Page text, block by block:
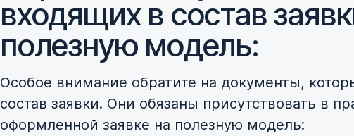
входящих в состав
полезную модель:
Особое внимание обратите на документы,
состав заявки. Они обязаны присутствовать в
оформленной заявке на полезную модель: